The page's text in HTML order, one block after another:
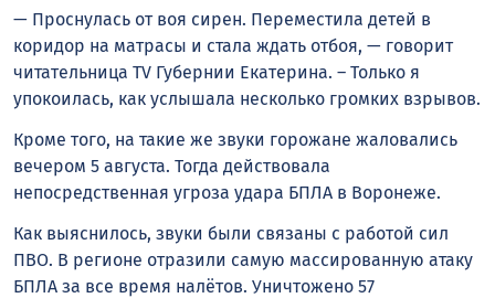
— Проснулась от воя сирен. Переместила детей в
коридор на матрасы и стала ждать отбоя, — говорит
читательница TV Губернии Екатерина. – Только я
упокоилась, как услышала несколько громких взрывов.
Кроме того, на такие же звуки горожане жаловались
вечером 5 августа. Тогда действовала
непосредственная угроза удара БПЛА в Воронеже.
Как выяснилось, звуки были связаны с работой сил
ПВО. В регионе отразили самую массированную атаку
БПЛА за все время налётов. Уничтожено 57